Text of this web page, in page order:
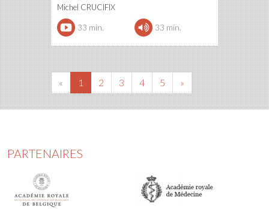
Michel CRUCIFIX
33 min. 33 min.
« 1 2 3 4 5 »
PARTENAIRES